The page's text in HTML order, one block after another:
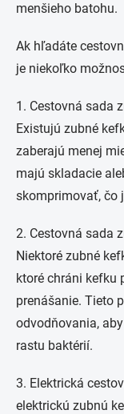
menšieho batohu.
Ak hľadáte
je niekoľko
1. Cestovná sada
Existujú zubné
zaberajú menej
majú skladacie
skomprimovať, čo
2. Cestovná sada
Niektoré zubné
ktoré chráni kefku
prenášanie. Tieto
odvodňovania,
rastu baktérií.
3. Elektrická
elektrickú zubnú